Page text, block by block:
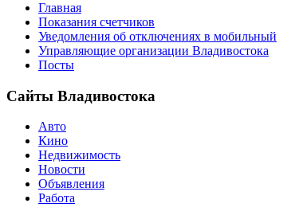
Главная
Показания счетчиков
Уведомления об отключениях в мобильный
Управляющие организации Владивостока
Посты
Сайты Владивостока
Авто
Кино
Недвижимость
Новости
Объявления
Работа